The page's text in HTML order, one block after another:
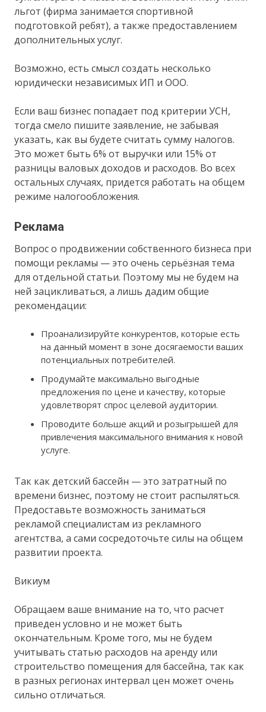
льгот (фирма занимается спортивной
подготовкой ребят), а также предоставлением
дополнительных услуг.
Возможно, есть смысл создать несколько
юридически независимых ИП и ООО.
Если ваш бизнес попадает под критерии УСН,
тогда смело пишите заявление, не забывая
указать, как вы будете считать сумму налогов.
Это может быть 6% от выручки или 15% от
разницы валовых доходов и расходов. Во всех
остальных случаях, придется работать на общем
режиме налогообложения.
Реклама
Вопрос о продвижении собственного бизнеса при
помощи рекламы — это очень серьёзная тема
для отдельной статьи. Поэтому мы не будем на
ней зацикливаться, а лишь дадим общие
рекомендации:
Проанализируйте конкурентов, которые есть
на данный момент в зоне досягаемости ваших
потенциальных потребителей.
Продумайте максимально выгодные
предложения по цене и качеству, которые
удовлетворят спрос целевой аудитории.
Проводите больше акций и розыгрышей для
привлечения максимального внимания к новой
услуге.
Так как детский бассейн — это затратный по
времени бизнес, поэтому не стоит распыляться.
Предоставьте возможность заниматься
рекламой специалистам из рекламного
агентства, а сами сосредоточьте силы на общем
развитии проекта.
Викиум
Обращаем ваше внимание на то, что расчет
приведен условно и не может быть
окончательным. Кроме того, мы не будем
учитывать статью расходов на аренду или
строительство помещения для бассейна, так как
в разных регионах интервал цен может очень
сильно отличаться.